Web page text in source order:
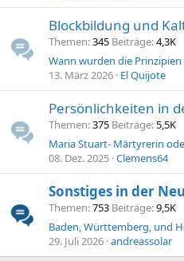
Blockbildung und
Themen 345 Beiträge 4,3K
13. März 2026 El Quijote
Persönlichkeiten in
Themen 375 Beiträge 5,5K
Maria Stuart- Märtyrerin
08. Dez. 2025 Clemens64
Sonstiges in der
Themen 753 Beiträge 9,5K
29. Juli 2026 andreassolar